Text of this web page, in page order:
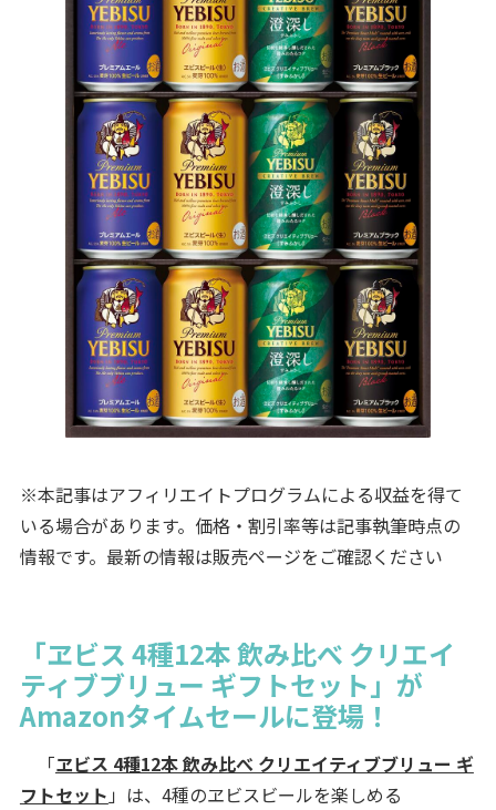
※本記事はアフィリエイトプログラムによる収益を得て
いる場合があります。価格・割引率等は記事執筆時点の
情報です。最新の情報は販売ページをご確認ください
「ヱビス 4種12本 飲み比べ クリエイ
ティブブリュー ギフトセット」が
Amazonタイムセールに登場！
「ヱビス 4種12本 飲み比べ クリエイティブブリュー ギ
フトセット 」は、4種のヱビスビールを楽しめる